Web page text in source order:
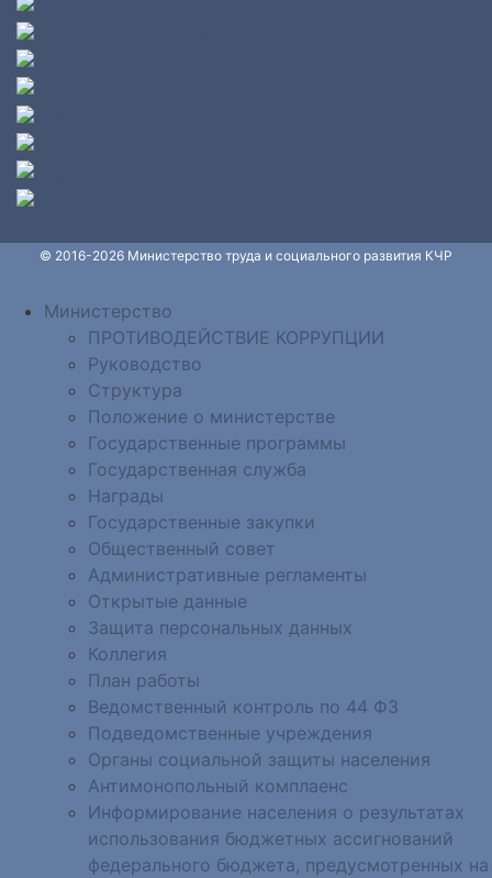
© 2016-2026 Министерство труда и социального развития КЧР
Министерство
ПРОТИВОДЕЙСТВИЕ КОРРУПЦИИ
Руководство
Структура
Положение о министерстве
Государственные программы
Государственная служба
Награды
Государственные закупки
Общественный совет
Административные регламенты
Открытые данные
Защита персональных данных
Коллегия
План работы
Ведомственный контроль по 44 ФЗ
Подведомственные учреждения
Органы социальной защиты населения
Антимонопольный комплаенс
Информирование населения о результатах
использования бюджетных ассигнований
федерального бюджета, предусмотренных на